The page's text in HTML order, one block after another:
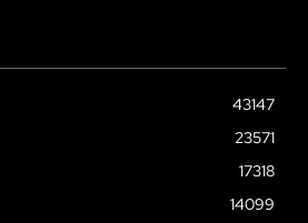
43147
23571
17318
14099